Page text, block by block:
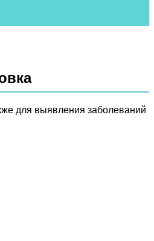
для выявления заболеваний